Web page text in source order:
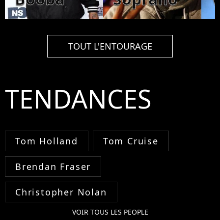
TOUT L'ENTOURAGE
TENDANCES
Tom Holland Tom Cruise
Brendan Fraser
Christopher Nolan
VOIR TOUS LES PEOPLE